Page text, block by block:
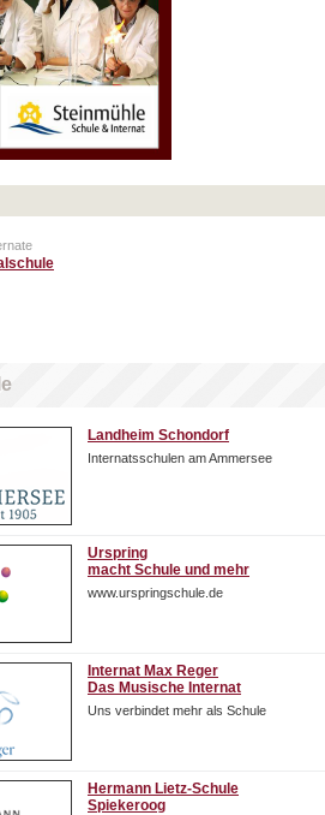
Landheim Schondorf
Internatsschulen am Ammersee
Urspring
macht Schule und mehr
www.urspringschule.de
Internat Max Reger
Das Musische Internat
Uns verbindet mehr als Schule
Hermann Lietz-Schule
Spiekeroog